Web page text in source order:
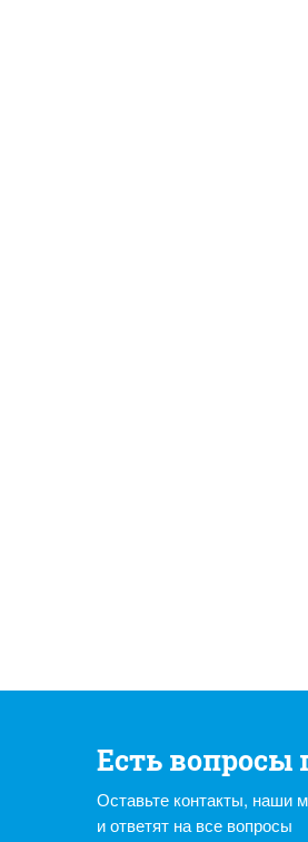
Есть вопросы
Оставьте контакты, наши
и ответят на все вопросы